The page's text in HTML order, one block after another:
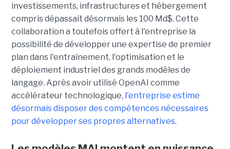
investissements, infrastructures et hébergement
compris dépassait désormais les 100 Md$. Cette
collaboration a toutefois offert à l'entreprise la
possibilité de développer une expertise de premier
plan dans l'entraînement, l'optimisation et le
déploiement industriel des grands modèles de
langage. Après avoir utilisé OpenAI comme
accélérateur technologique, l'entreprise estime
désormais disposer des compétences nécessaires
pour développer ses propres alternatives.